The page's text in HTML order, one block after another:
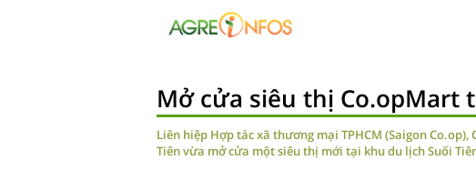
Mở cửa siêu thị Co.opMart
Liên hiệp Hợp tác xã thương mại TPHCM (Saigon
Tiên vừa mở cửa một siêu thị mới tại khu du lịch Suối